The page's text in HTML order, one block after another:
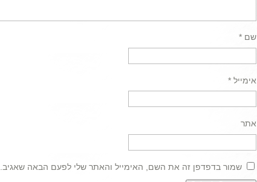
שם *
אימייל *
אתר
שמור בדפדפן זה את השם, האימייל והאתר שלי לפעם הבאה שאגיב.